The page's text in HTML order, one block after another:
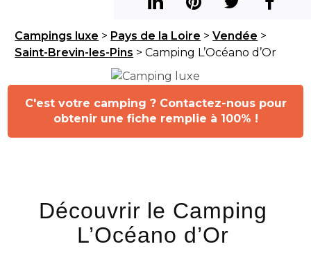
Campings luxe > Pays de la Loire >Vendée >
Saint-Brevin-les-Pins > Camping L’Océano d’Or
Découvrir le Camping
L’Océano d’Or
C'est votre camping ? Contactez-nous pour
obtenir une fiche remplie à 100% !